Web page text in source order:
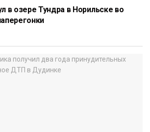
в озере Тундра в Норильске во